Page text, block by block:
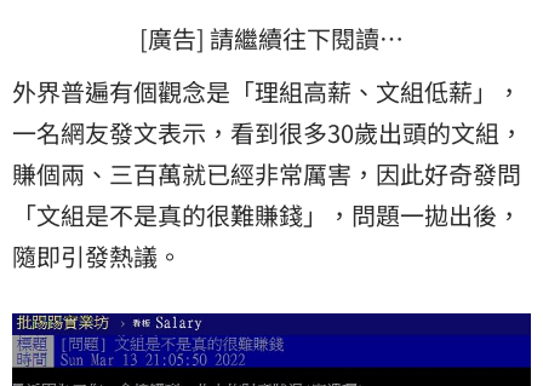
[廣告] 請繼續往下閱讀…
外界普遍有個觀念是「理組高薪、文組低薪」，
一名網友發文表示，看到很多30歲出頭的文組，
賺個兩、三百萬就已經非常厲害，因此好奇發問
「文組是不是真的很難賺錢」，問題一拋出後，
隨即引發熱議。